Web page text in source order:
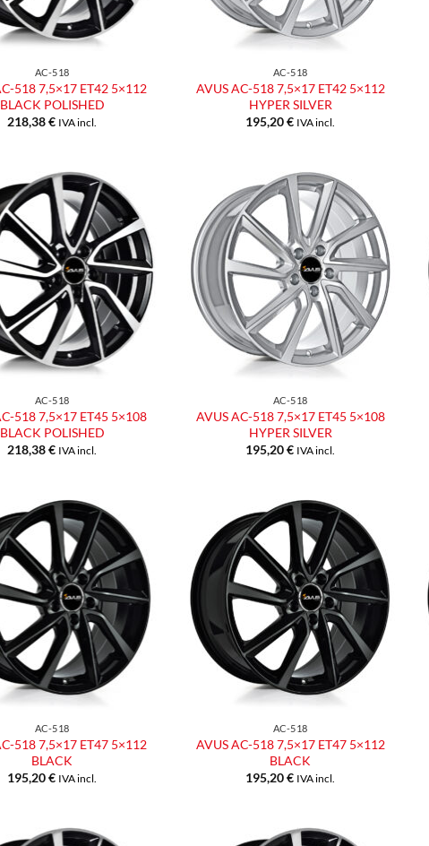
AC-518
518 7,5×17 ET42 5×112
BLACK POLISHED
218,38€ IVA incl.
AC-518
AVUS AC-518 7,5×17 ET42 5×112
HYPER SILVER
195,20€ IVA incl.
Aggiungi
alla lista
dei
desideri
AC-518
518 7,5×17 ET45 5×108
BLACK POLISHED
218,38€ IVA incl.
Aggiungi
alla lista
dei
desideri
AC-518
AVUS AC-518 7,5×17 ET45 5×108
HYPER SILVER
195,20€ IVA incl.
Aggiungi
alla lista
dei
desideri
AC-518
518 7,5×17 ET47 5×112
BLACK
195,20€ IVA incl.
Aggiungi
alla lista
dei
desideri
AC-518
AVUS AC-518 7,5×17 ET47 5×112
BLACK
195,20€ IVA incl.